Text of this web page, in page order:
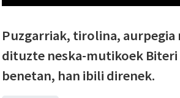
Puzgarriak, tirolina, aurpegia
dituzte neska-mutikoek
benetan, han ibili direnek.